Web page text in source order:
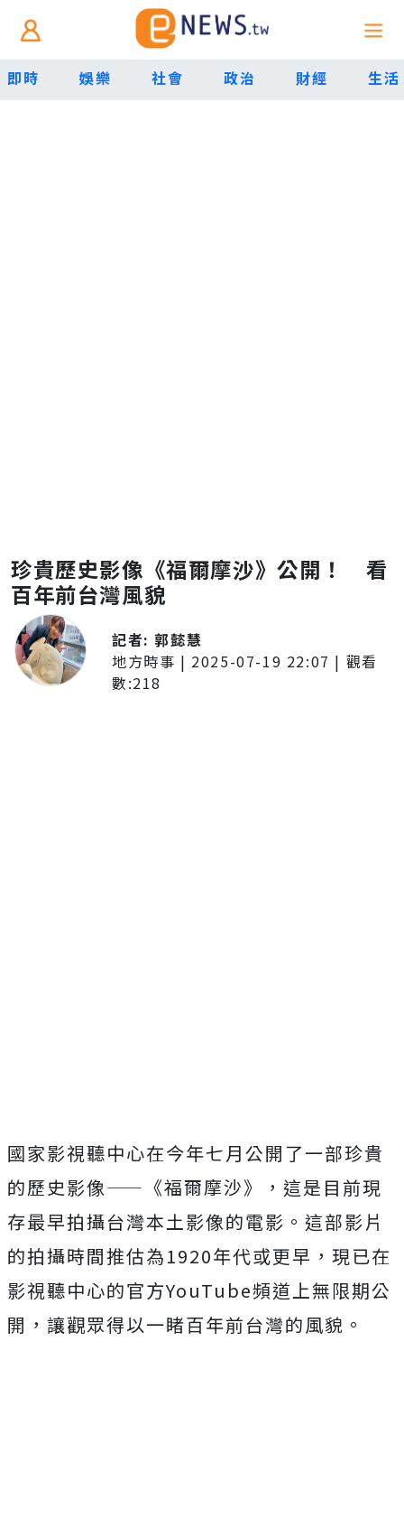
即時 娛樂 社會 政治 財經 生活
珍貴歷史影像《福爾摩沙》公開！ 看
百年前台灣風貌
記者:郭懿慧
地方時事 | 2025-07-19 22:07 | 觀看
數:218
國家影視聽中心在今年七月公開了一部珍貴
的歷史影像——《福爾摩沙》，這是目前現
存最早拍攝台灣本土影像的電影。這部影片
的拍攝時間推估為1920年代或更早，現已在
影視聽中心的官方YouTube頻道上無限期公
開，讓觀眾得以一睹百年前台灣的風貌。